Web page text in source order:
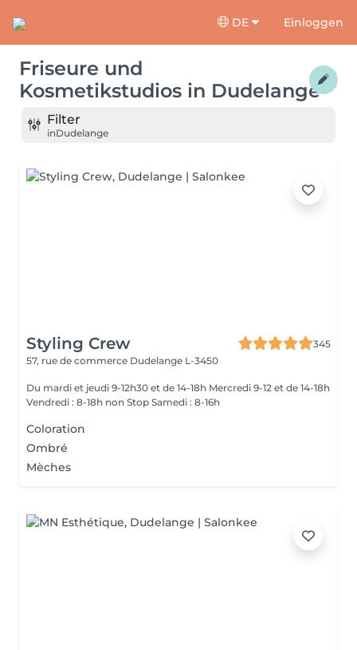
DE Einloggen
Friseure und
Kosmetikstudios in Dudelange
Filter
inDudelange
Styling Crew
345
57, rue de commerce Dudelange L-3450
Du mardi et jeudi 9-12h30 et de 14-18h Mercredi 9-12 et de 14-18h
Vendredi : 8-18h non Stop Samedi : 8-16h
Coloration
Ombré
Mèches